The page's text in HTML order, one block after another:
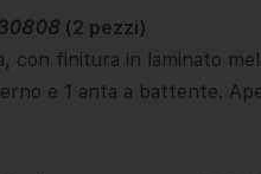
(2 pezzi)
con finitura in laminato
e 1 anta a battente.